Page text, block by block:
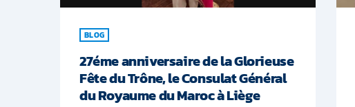
BLOG
27éme anniversaire de la Glorieuse
Fête du Trône, le Consulat Général
du Royaume du Maroc à Liège